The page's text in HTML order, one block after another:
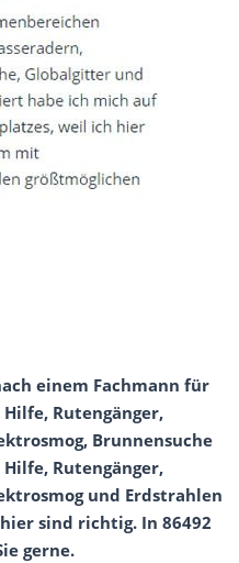
einem Fachmann für
Rutengänger,
Brunnensuche
Rutengänger,
und Erdstrahlen
sind richtig. In 86492
gerne.